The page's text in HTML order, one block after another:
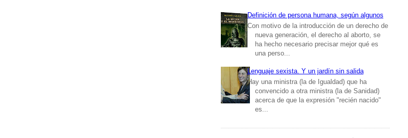
Definición de persona humana, según algunos
Con motivo de la introducción de un derecho de
nueva generación, el derecho al aborto, se
ha hecho necesario precisar mejor qué es
una perso...
Lenguaje sexista. Y un jardín sin salida
Hay una ministra (la de Igualdad) que ha
convencido a otra ministra (la de Sanidad)
acerca de que la expresión "recién nacido"
es...